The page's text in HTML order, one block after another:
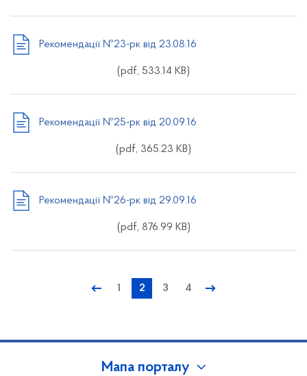
Рекомендації №23-рк від 23.08.16
(pdf, 533.14 KB)
Рекомендації №25-рк від 20.09.16
(pdf, 365.23 KB)
Рекомендації №26-рк від 29.09.16
(pdf, 876.99 KB)
← 1 2 3 4 →
Мапа порталу